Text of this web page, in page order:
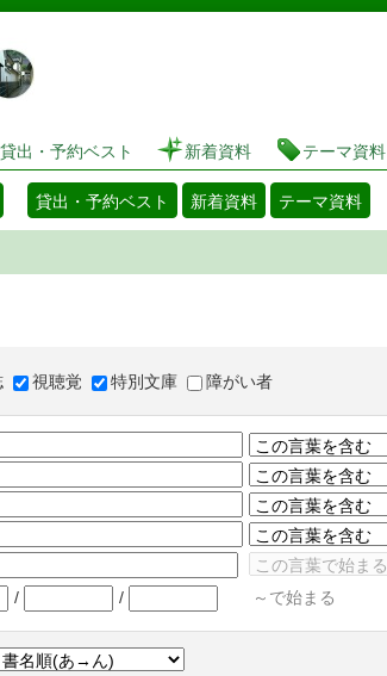
図書館 蔵書検索・予約システム
貸出・予約ベスト 新着資料 テーマ資料
貸出・予約ベスト 新着資料 テーマ資料
視聴覚 特別文庫 障がい者
/ / ～で始まる